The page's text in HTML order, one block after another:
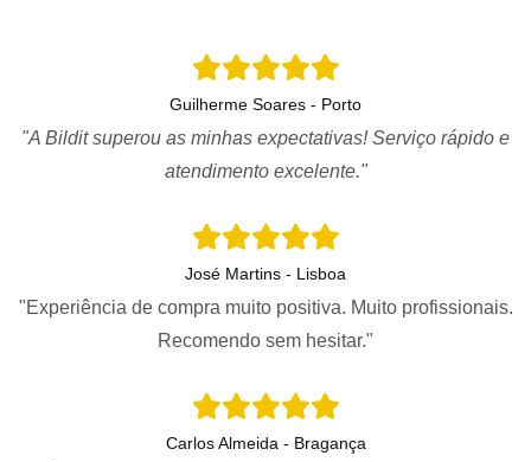
Guilherme Soares - Porto
"A Bildit superou as minhas expectativas! Serviço rápido e
atendimento excelente."
José Martins - Lisboa
"Experiência de compra muito positiva. Muito profissionais.
Recomendo sem hesitar."
Carlos Almeida - Bragança